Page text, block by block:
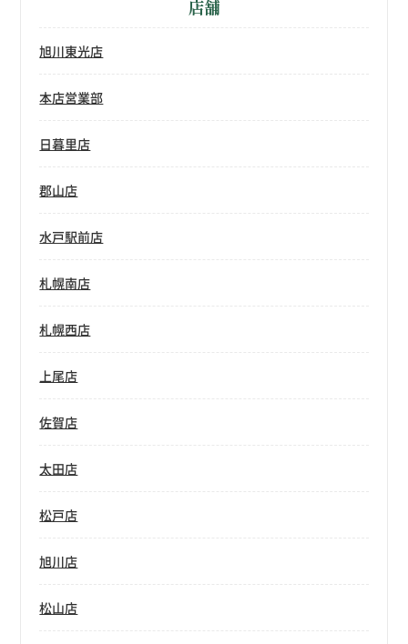
店舗
旭川東光店
本店営業部
日暮里店
郡山店
水戸駅前店
札幌南店
札幌西店
上尾店
佐賀店
太田店
松戸店
旭川店
松山店